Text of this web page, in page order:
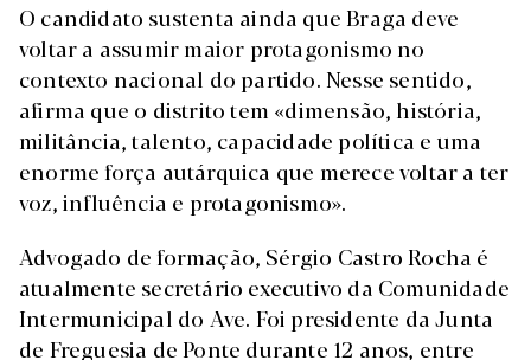
O candidato sustenta ainda que Braga deve
voltar a assumir maior protagonismo no
contexto nacional do partido. Nesse sentido,
afirma que o distrito tem «dimensão, história,
militância, talento, capacidade política e uma
enorme força autárquica que merece voltar a ter
voz, influência e protagonismo».
Advogado de formação, Sérgio Castro Rocha é
atualmente secretário executivo da Comunidade
Intermunicipal do Ave. Foi presidente da Junta
de Freguesia de Ponte durante 12 anos, entre